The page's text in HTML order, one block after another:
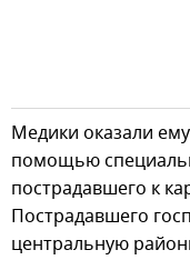
Медики оказали
помощью
пострадавшего к
Пострадавшего
центральную